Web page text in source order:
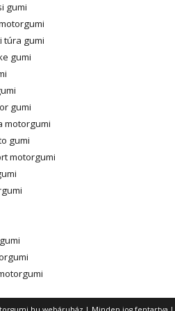
gumi
túra gumi
gumi
gumi
motorgumi
gumi
motorgumi